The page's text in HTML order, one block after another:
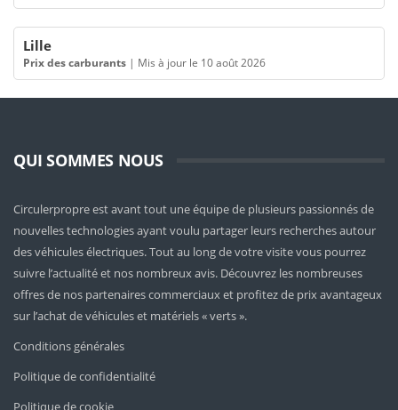
Lille
Prix des carburants | Mis à jour le 10 août 2026
QUI SOMMES NOUS
Circulerpropre est avant tout une équipe de plusieurs passionnés de
nouvelles technologies ayant voulu partager leurs recherches autour
des véhicules électriques. Tout au long de votre visite vous pourrez
suivre l’actualité et nos nombreux avis. Découvrez les nombreuses
offres de nos partenaires commerciaux et profitez de prix avantageux
sur l’achat de véhicules et matériels « verts ».
Conditions générales
Politique de confidentialité
Politique de cookie